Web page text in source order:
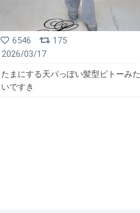
6546
175
2026/03/17
たまにする天パっぽい髪型ピトーみた
いですき